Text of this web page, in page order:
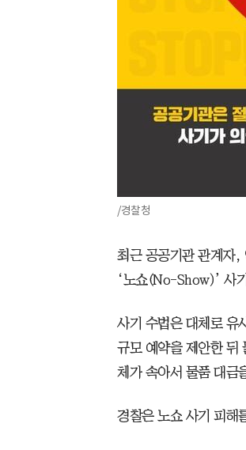
/경찰청
최근 공공기관 관계자,
‘노쇼(No-Show)’ 사
사기 수법은 대체로 유
규모 예약을 제안한 뒤
체가 속아서 물품 대금
경찰은 노쇼 사기 피해